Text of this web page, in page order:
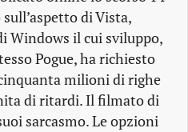
di Vista,
Windows il cui sviluppo,
Pogue, ha richiesto
milioni di righe
di ritardi. Il filmato di
sarcasmo. Le opzioni